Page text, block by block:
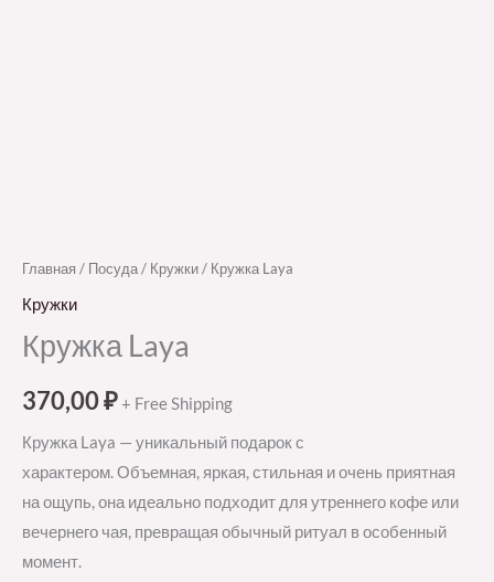
Главная / Посуда/ Кружки/ Кружка Laya
Кружки
Кружка Laya
370,00₽+ Free Shipping
Кружка Laya — уникальный подарок с
характером. Объемная, яркая, стильная и очень приятная
на ощупь, она идеально подходит для утреннего кофе или
вечернего чая, превращая обычный ритуал в особенный
момент.